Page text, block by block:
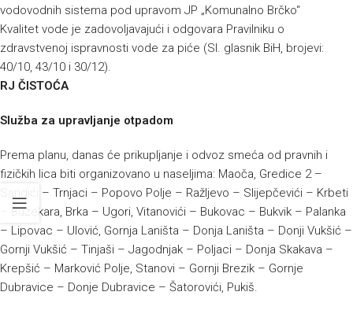
vodovodnih sistema pod upravom JP „Komunalno Brčko“
Kvalitet vode je zadovoljavajući i odgovara Pravilniku o
zdravstvenoj ispravnosti vode za piće (Sl. glasnik BiH, brojevi:
40/10, 43/10 i 30/12).
RJ ČISTOĆA
Služba za upravljanje otpadom
Prema planu, danas će prikupljanje i odvoz smeća od pravnih i
fizičkih lica biti organizovano u naseljima: Maoča, Gredice 2 –
Sandići – Trnjaci – Popovo Polje – Ražljevo – Slijepčevići – Krbeti
– Buzekara, Brka – Ugori, Vitanovići – Bukovac – Bukvik – Palanka
– Lipovac – Ulović, Gornja Laništa – Donja Laništa – Donji Vukšić –
Gornji Vukšić – Tinjaši – Jagodnjak – Poljaci – Donja Skakava –
Krepšić – Marković Polje, Stanovi – Gornji Brezik – Gornje
Dubravice – Donje Dubravice – Šatorovići, Pukiš.